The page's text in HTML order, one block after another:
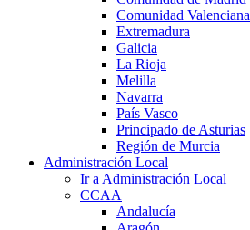
Comunidad Valenciana
Extremadura
Galicia
La Rioja
Melilla
Navarra
País Vasco
Principado de Asturias
Región de Murcia
Administración Local
Ir a Administración Local
CCAA
Andalucía